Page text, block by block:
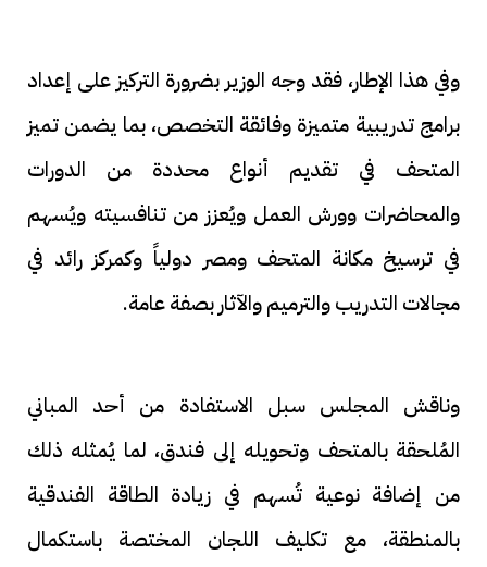
وفي هذا الإطار، فقد وجه الوزير بضرورة التركيز على إعداد
برامج تدريبية متميزة وفائقة التخصص، بما يضمن تميز
المتحف في تقديم أنواع محددة من الدورات
والمحاضرات وورش العمل ويُعزز من تنافسيته ويُسهم
في ترسيخ مكانة المتحف ومصر دولياً وكمركز رائد في
مجالات التدريب والترميم والآثار بصفة عامة.
وناقش المجلس سبل الاستفادة من أحد المباني
المُلحقة بالمتحف وتحويله إلى فندق، لما يُمثله ذلك
من إضافة نوعية تُسهم في زيادة الطاقة الفندقية
بالمنطقة، مع تكليف اللجان المختصة باستكمال